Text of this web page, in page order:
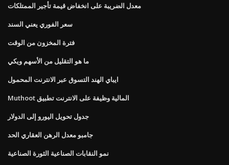
معدل الضريبة على انخفاض قيمة تأجير الممتلكات
سعر الفوري يعني السند
فترة المخزون من الوقت
ما هو التقليل من الأسهم ويكي
ايباي الهند التسوق عبر الانترنت المحمول
Muthoot المالية وظيفة على الانترنت تطبيق
جدول تحويل اليورو إلى الدولار
جامبو معدل الرهن العقاري الحد
نمو النقابات الصناعية الثورة الصناعية